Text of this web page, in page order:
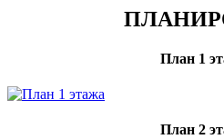
План 1
План 2